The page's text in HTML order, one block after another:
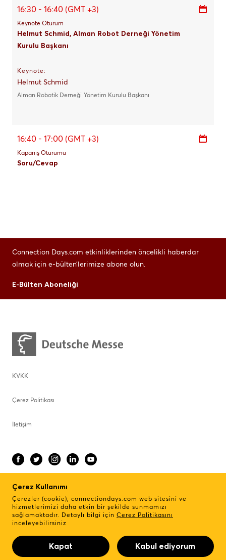
16:30 - 16:40 (GMT +3)
Keynote Oturum
Helmut Schmid, Alman Robot Derneği Yönetim
Kurulu Başkanı
Keynote:
Helmut Schmid
Alman Robotik Derneği Yönetim Kurulu Başkanı
16:40 - 17:00 (GMT +3)
Kapanış Oturumu
Soru/Cevap
Connection Days.com etkinliklerinden öncelikli haberdar
olmak için e-bülten’lerimize abone olun.
E-Bülten Aboneliği
KVKK
Çerez Politikası
İletişim
ENGLISH
İletişim:+90 (212) 334 6900
Çerez Kullanımı
Çerezler (cookie), connectiondays.com web sitesini ve
hizmetlerimizi daha etkin bir şekilde sunmamızı
sağlamaktadır. Detaylı bilgi için Çerez Politikasını
inceleyebilirsiniz
Kapat Kabul ediyorum